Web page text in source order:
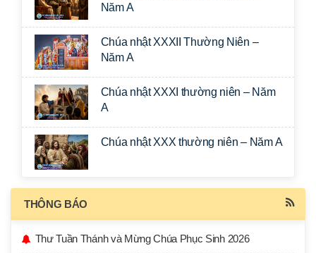
Năm A
Chúa nhật XXXII Thường Niên –
Năm A
Chúa nhật XXXI thường niên – Năm
A
Chúa nhật XXX thường niên – Năm A
THÔNG BÁO
Thư Tuần Thánh và Mừng Chúa Phục Sinh 2026